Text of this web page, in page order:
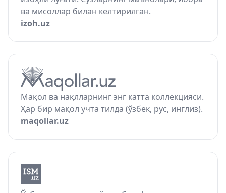
ва мисоллар билан келтирилган.
izoh.uz
Мақол ва нақлларнинг энг катта коллекцияси.
Ҳар бир мақол учта тилда (ўзбек, рус, инглиз).
maqollar.uz